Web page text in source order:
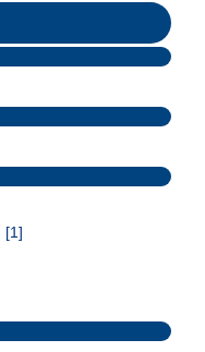
[1]